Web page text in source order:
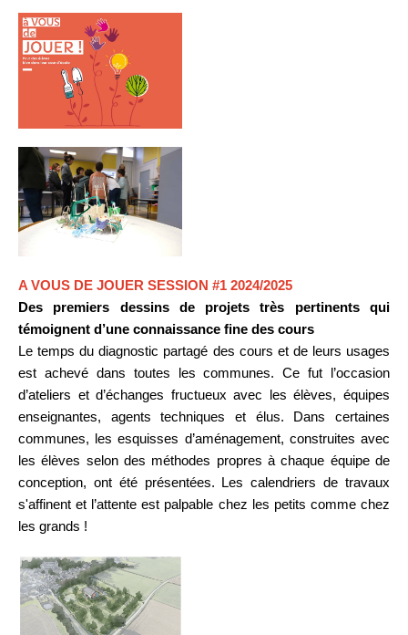
A VOUS DE JOUER SESSION #1 2024/2025
Des premiers dessins de projets très pertinents qui
témoignent d’une connaissance fine des cours
Le tempsdu diagnostic partagé des cours et de leurs usages
est achevé dans toutes les communes. Ce fut l’occasion
d’ateliers et d’échanges fructueux avec les élèves, équipes
enseignantes, agents techniques et élus. Dans certaines
communes, les esquisses d’aménagement, construites avec
les élèves selon des méthodes propres à chaque équipe de
conception, ont été présentées. Les calendriers de travaux
s'affinent et l’attente est palpable chez les petits comme chez
les grands !